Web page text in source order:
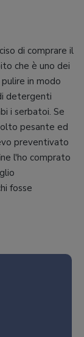
di comprare il
che è uno dei
in modo
detergenti
i serbatoi. Se
pesante ed
preventivato
l'ho comprato
fosse